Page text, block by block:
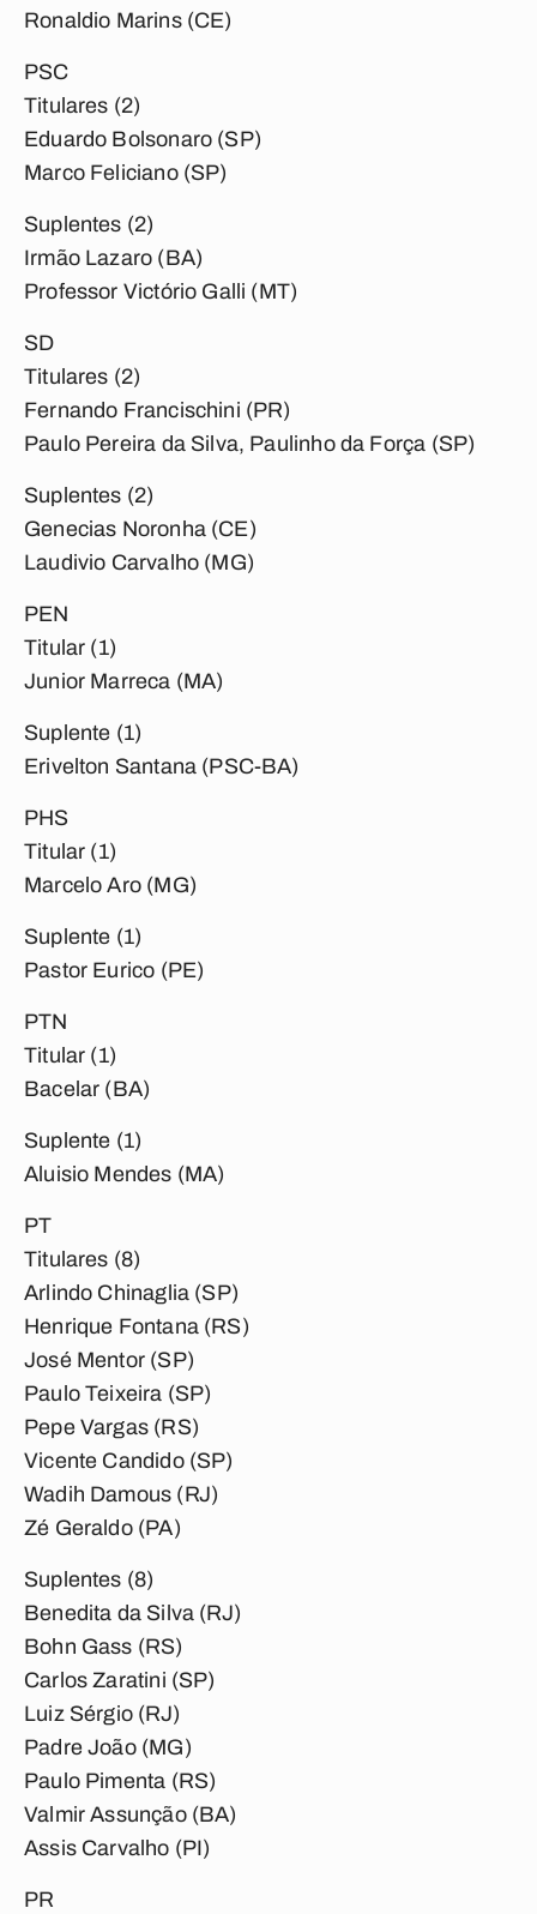
Ronaldio Marins (CE)
PSC
Titulares (2)
Eduardo Bolsonaro (SP)
Marco Feliciano (SP)
Suplentes (2)
Irmão Lazaro (BA)
Professor Victório Galli (MT)
SD
Titulares (2)
Fernando Francischini (PR)
Paulo Pereira da Silva, Paulinho da Força (SP)
Suplentes (2)
Genecias Noronha (CE)
Laudivio Carvalho (MG)
PEN
Titular (1)
Junior Marreca (MA)
Suplente (1)
Erivelton Santana (PSC-BA)
PHS
Titular (1)
Marcelo Aro (MG)
Suplente (1)
Pastor Eurico (PE)
PTN
Titular (1)
Bacelar (BA)
Suplente (1)
Aluisio Mendes (MA)
PT
Titulares (8)
Arlindo Chinaglia (SP)
Henrique Fontana (RS)
José Mentor (SP)
Paulo Teixeira (SP)
Pepe Vargas (RS)
Vicente Candido (SP)
Wadih Damous (RJ)
Zé Geraldo (PA)
Suplentes (8)
Benedita da Silva (RJ)
Bohn Gass (RS)
Carlos Zaratini (SP)
Luiz Sérgio (RJ)
Padre João (MG)
Paulo Pimenta (RS)
Valmir Assunção (BA)
Assis Carvalho (PI)
PR